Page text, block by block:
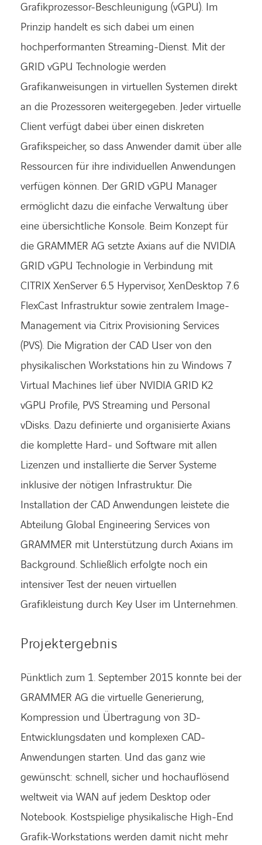
LINKEDIN
XING FACEBOOKINSTAGRAM
Grafikprozessor-Beschleunigung (vGPU). Im
Prinzip handelt es sich dabei um einen
hochperformanten Streaming-Dienst. Mit der
GRID vGPU Technologie werden
Grafikanweisungen in virtuellen Systemen direkt
an die Prozessoren weitergegeben. Jeder virtuelle
Client verfügt dabei über einen diskreten
Grafikspeicher, so dass Anwender damit über alle
Ressourcen für ihre individuellen Anwendungen
verfügen können. Der GRID vGPU Manager
ermöglicht dazu die einfache Verwaltung über
eine übersichtliche Konsole. Beim Konzept für
die GRAMMER AG setzte Axians auf die NVIDIA
GRID vGPU Technologie in Verbindung mit
CITRIX XenServer 6.5 Hypervisor, XenDesktop 7.6
FlexCast Infrastruktur sowie zentralem Image-
Management via Citrix Provisioning Services
(PVS). Die Migration der CAD User von den
physikalischen Workstations hin zu Windows 7
Virtual Machines lief über NVIDIA GRID K2
vGPU Profile, PVS Streaming und Personal
vDisks. Dazu definierte und organisierte Axians
die komplette Hard- und Software mit allen
Lizenzen und installierte die Server Systeme
inklusive der nötigen Infrastruktur. Die
Installation der CAD Anwendungen leistete die
Abteilung Global Engineering Services von
GRAMMER mit Unterstützung durch Axians im
Background. Schließlich erfolgte noch ein
intensiver Test der neuen virtuellen
Grafikleistung durch Key User im Unternehmen.
Projektergebnis
Pünktlich zum 1. September 2015 konnte bei der
GRAMMER AG die virtuelle Generierung,
Kompression und Übertragung von 3D-
Entwicklungsdaten und komplexen CAD-
Anwendungen starten. Und das ganz wie
gewünscht: schnell, sicher und hochauflösend
weltweit via WAN auf jedem Desktop oder
Notebook. Kostspielige physikalische High-End
Grafik-Workstations werden damit nicht mehr